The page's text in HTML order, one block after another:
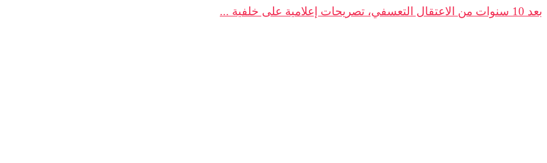
بعد 10 سنوات من الاعتقال التعسفي، تصريحات إعلامية على خلفية ...